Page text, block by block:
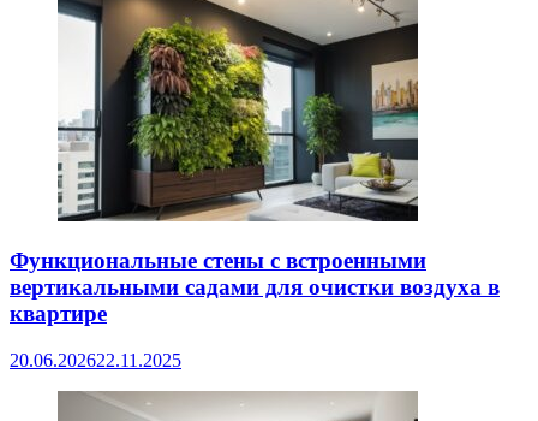
Функциональные стены с встроенными
вертикальными садами для очистки воздуха в
квартире
20.06.202622.11.2025